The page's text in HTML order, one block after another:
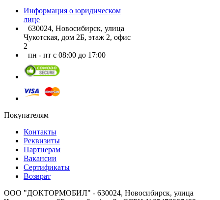
Информация о юридическом
лице
630024, Новосибирск, улица
Чукотская, дом 2Б, этаж 2, офис
2
пн - пт с 08:00 до 17:00
Покупателям
Контакты
Реквизиты
Партнерам
Вакансии
Сертификаты
Возврат
ООО "ДОКТОРМОБИЛ" - 630024, Новосибирск, улица